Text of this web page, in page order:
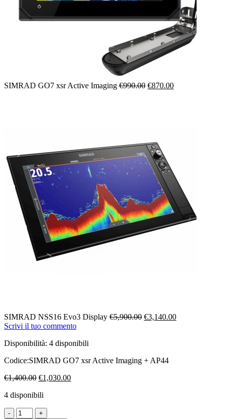
SIMRAD GO7 xsr Active Imaging €990.00 Il
€870.00Il
SIMRAD NSS16 Evo3 Display €5,900.00 Il
€3,140.00Il
Scrivi il tuo commento
Disponibilità: 4 disponibili
Codice:SIMRAD GO7 xsr Active Imaging + AP44
€1,400.00 Il
originale
€1,400.00.
€1,030.00Il
4 disponibili